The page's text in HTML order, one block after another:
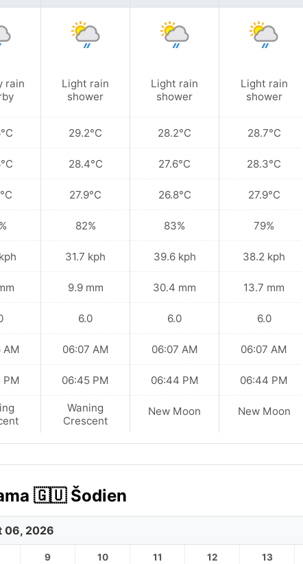
rain
AM
PM
Light rain
shower
29.2°C
28.4°C
27.9°C
82%
31.7 kph
9.9 mm
6.0
06:07 AM
06:45 PM
Waning
Crescent
Light rain
shower
28.2°C
27.6°C
26.8°C
83%
39.6 kph
30.4 mm
6.0
06:07 AM
06:44 PM
New Moon
Light rain
shower
28.7°C
28.3°C
27.9°C
79%
38.2 kph
13.7 mm
6.0
06:07 AM
06:44 PM
New Moon
🇬🇺 Šodien
06, 2026
9 10 11 12 13